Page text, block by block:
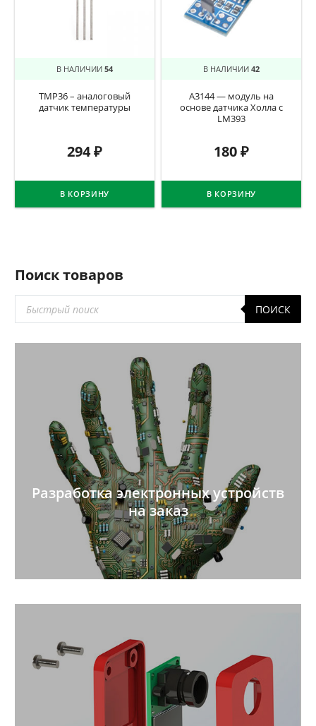
В НАЛИЧИИ 54
TMP36 – аналоговый
датчик температуры
294₽
В КОРЗИНУ
В НАЛИЧИИ 42
A3144 — модуль на
основе датчика Холла с
LM393
180₽
В КОРЗИНУ
Поиск товаров
товаров
ПОИСК
Разработка электронных устройств
на заказ